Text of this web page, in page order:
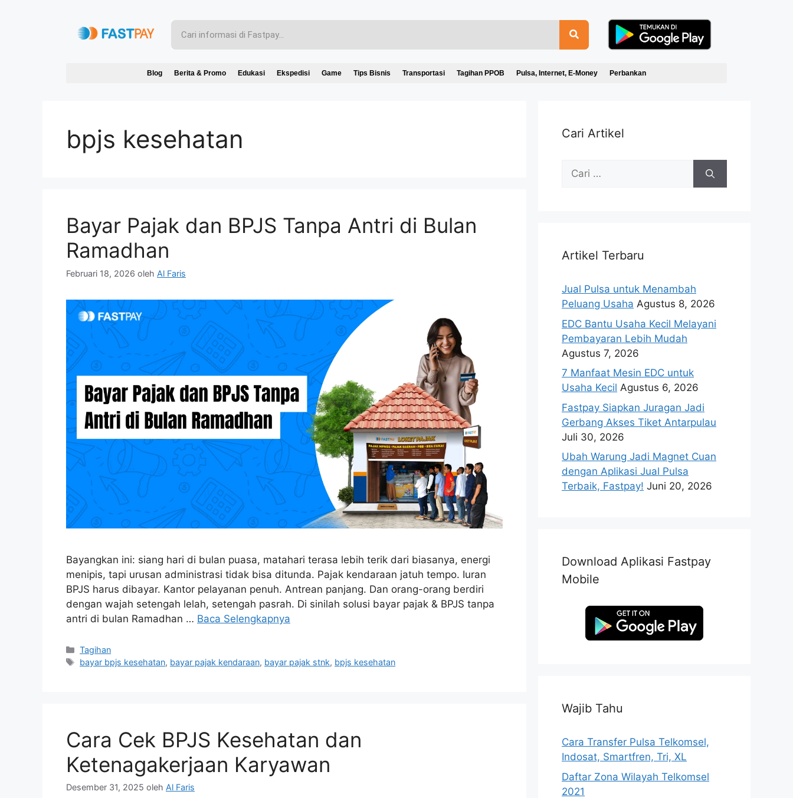
Blog Berita & Promo Edukasi Ekspedisi Game Tips Bisnis Transportasi Tagihan PPOB Pulsa, Internet, E-Money Perbankan
bpjs kesehatan
Bayar Pajak dan BPJS Tanpa Antri di Bulan
Ramadhan
Februari 18, 2026 oleh Al Faris
Bayangkan ini: siang hari di bulan puasa, matahari terasa lebih terik dari biasanya, energi
menipis, tapi urusan administrasi tidak bisa ditunda. Pajak kendaraan jatuh tempo. Iuran
BPJS harus dibayar. Kantor pelayanan penuh. Antrean panjang. Dan orang-orang berdiri
dengan wajah setengah lelah, setengah pasrah. Di sinilah solusi bayar pajak & BPJS tanpa
antri di bulan Ramadhan … Baca Selengkapnya
Tagihan
bayar bpjs kesehatan, bayar pajak kendaraan, bayar pajak stnk, bpjs kesehatan
Cara Cek BPJS Kesehatan dan
Ketenagakerjaan Karyawan
Desember 31, 2025 oleh Al Faris
Cari Artikel
Artikel Terbaru
Jual Pulsa untuk Menambah
Peluang Usaha Agustus 8, 2026
EDC Bantu Usaha Kecil Melayani
Pembayaran Lebih Mudah
Agustus 7, 2026
7 Manfaat Mesin EDC untuk
Usaha Kecil Agustus 6, 2026
Fastpay Siapkan Juragan Jadi
Gerbang Akses Tiket Antarpulau
Juli 30, 2026
Ubah Warung Jadi Magnet Cuan
dengan Aplikasi Jual Pulsa
Terbaik, Fastpay! Juni 20, 2026
Download Aplikasi Fastpay
Mobile
Wajib Tahu
Cara Transfer Pulsa Telkomsel,
Indosat, Smartfren, Tri, XL
Daftar Zona Wilayah Telkomsel
2021